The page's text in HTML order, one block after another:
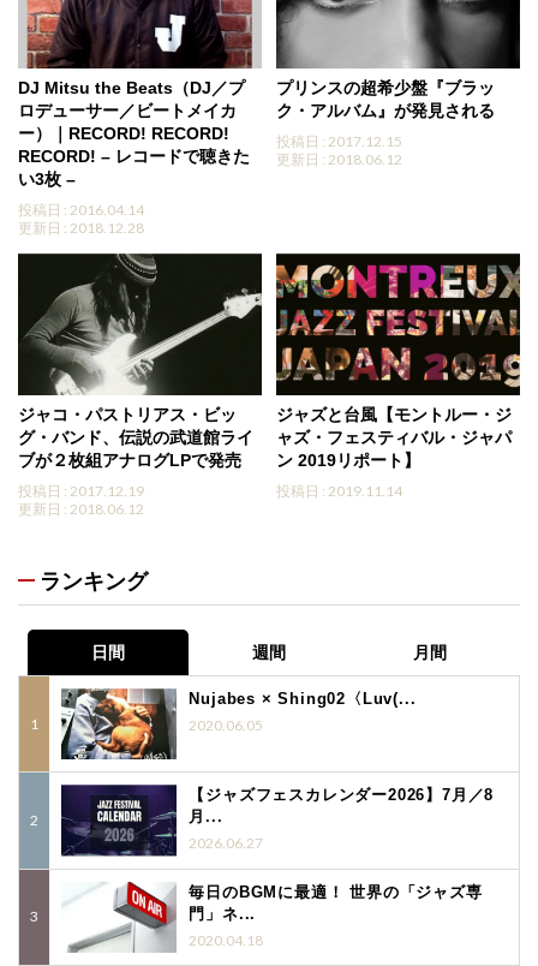
DJ Mitsu the Beats（DJ／プ
ロデューサー／ビートメイカ
ー）｜RECORD! RECORD!
RECORD! – レコードで聴きた
い3枚 –
投稿日 : 2016.04.14
更新日 : 2018.12.28
プリンスの超希少盤『ブラッ
ク・アルバム』が発見される
投稿日 : 2017.12.15
更新日 : 2018.06.12
ジャコ・パストリアス・ビッ
グ・バンド、伝説の武道館ライ
ブが２枚組アナログLPで発売
投稿日 : 2017.12.19
更新日 : 2018.06.12
ジャズと台風【モントルー・ジ
ャズ・フェスティバル・ジャパ
ン 2019リポート】
投稿日 : 2019.11.14
ランキング
日間 週間 月間
Nujabes × Shing02〈Luv(...
2020.06.05
【ジャズフェスカレンダー2026】7月／8
月...
2026.06.27
毎日のBGMに最適！ 世界の「ジャズ専
門」ネ...
2020.04.18